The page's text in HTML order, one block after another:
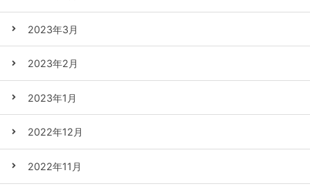
2023年3月
2023年2月
2023年1月
2022年12月
2022年11月